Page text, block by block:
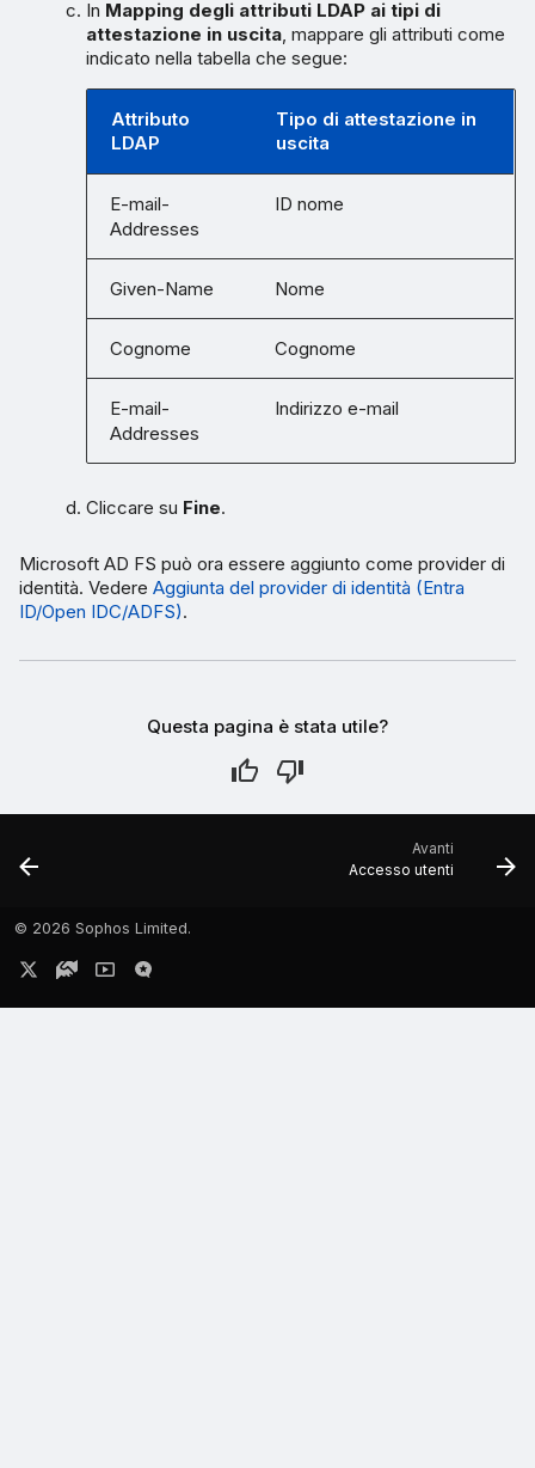
In Mapping degli attributi LDAP ai tipi di
attestazione in uscita , mappare gli attributi come
indicato nella tabella che segue:
Attributo
LDAP
Tipo di attestazione in
uscita
E-mail-
Addresses
ID nome
Given-Name Nome
Cognome Cognome
E-mail-
Addresses
Indirizzo e-mail
Cliccare su Fine.
Microsoft AD FS può ora essere aggiunto come provider di
identità. Vedere Aggiunta del provider di identità (Entra
ID/Open IDC/ADFS).
Questa pagina è stata utile?
Avanti
Accesso utenti
© 2026 Sophos Limited.